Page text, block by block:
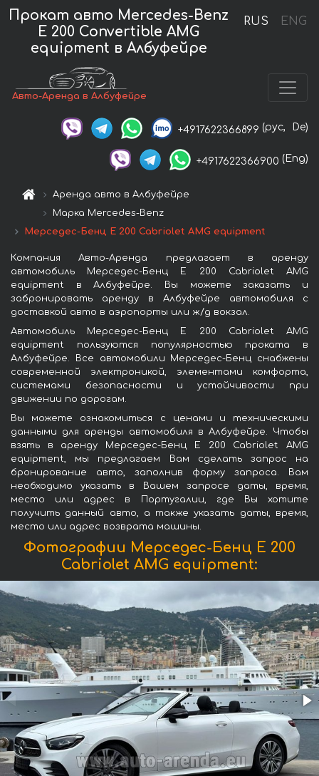
RUS ENG
Прокат авто Mercedes-Benz
E 200 Convertible AMG
equipment в Албуфейре
Авто-Аренда в Албуфейре
+4917622366899 (рус, De)
+4917622366900 (Eng)
Аренда авто в Албуфейре
Марка Mercedes-Benz
Мерседес-Бенц E 200 Cabriolet AMG equipment
Компания Авто-Аренда предлагает в аренду
автомобиль Мерседес-Бенц E 200 Cabriolet AMG
equipment в Албуфейре. Вы можете заказать и
забронировать аренду в Албуфейре автомобиля с
доставкой авто в аэропорты или ж/д вокзал.
Автомобиль Мерседес-Бенц E 200 Cabriolet AMG
equipment пользуются популярностью проката в
Албуфейре. Все автомобили Мерседес-Бенц снабжены
современной электроникой, элементами комфорта,
системами безопасности и устойчивости при
движении по дорогам.
Вы можете ознакомиться с ценами и техническими
данными для аренды автомобиля в Албуфейре. Чтобы
взять в аренду Мерседес-Бенц E 200 Cabriolet AMG
equipment, мы предлагаем Вам сделать запрос на
бронирование авто, заполнив форму запроса. Вам
необходимо указать в Вашем запросе даты, время,
место или адрес в Португалии, где Вы хотите
получить данный авто, а также указать даты, время,
место или адрес возврата машины.
Фотографии Мерседес-Бенц E 200
Cabriolet AMG equipment: